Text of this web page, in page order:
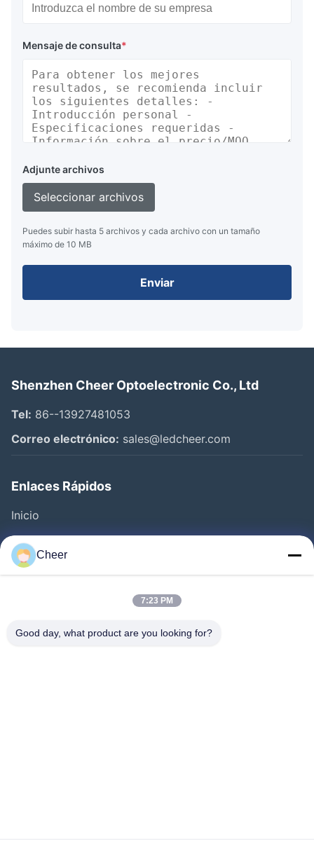
Mensaje de consulta*
Adjunte archivos
Seleccionar archivos
Puedes subir hasta 5 archivos y cada archivo con un tamaño
máximo de 10 MB
Enviar
Shenzhen Cheer Optoelectronic Co., Ltd
Tel: 86--13927481053
Correo electrónico: sales@ledcheer.com
Enlaces Rápidos
Inicio
Productos
Sobre Nosotros
Contacto
Cheer
7:23 PM
Good day, what product are you looking for?